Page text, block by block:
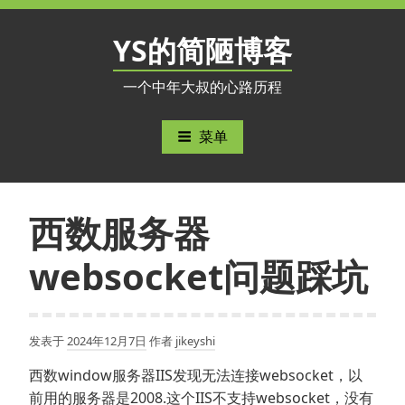
跳
YS的简陋博客
一个中年大叔的心路历程
菜单
西数服务器
websocket问题踩坑
发表于2024年12月7日 作者 jikeyshi
西数window服务器IIS发现无法连接websocket，以
前用的服务器是2008.这个IIS不支持websocket，没有